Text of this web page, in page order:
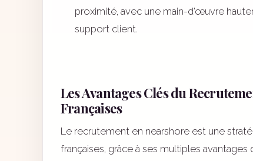
proximité, avec une main-d'œuvre
support client.
Les Avantages Clés du
Françaises
Le recrutement en nearshore est une
françaises, grâce à ses multiples